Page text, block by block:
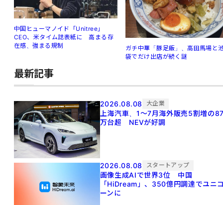
中国ヒューマノイド「Unitree」
CEO、米タイム誌表紙に 高まる存
在感、強まる規制
ガチ中華「豚足飯」、高田馬場と
袋でだけ出店が続く謎
最新記事
2026.08.08 大企業
上海汽車、1～7月海外販売5割増の
万台超 NEVが好調
2026.08.08 スタートアップ
画像生成AIで世界3位 中国
「HiDream」、350億円調達でユニ
ーンに